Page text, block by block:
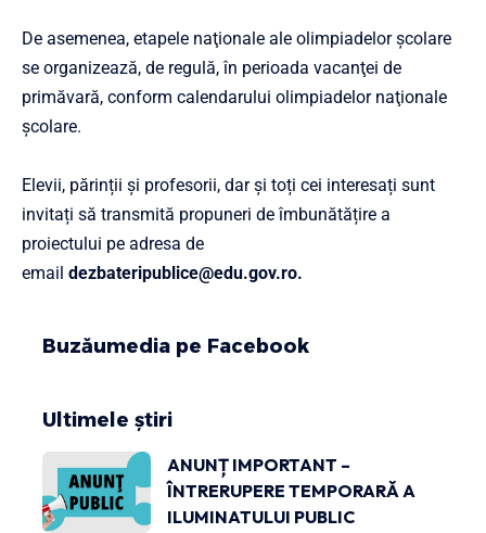
De asemenea, etapele naţionale ale olimpiadelor şcolare
se organizează, de regulă, în perioada vacanţei de
primăvară, conform calendarului olimpiadelor naţionale
şcolare.
Elevii, părinții și profesorii, dar și toți cei interesați sunt
invitați să transmită propuneri de îmbunătățire a
proiectului pe adresa de
email dezbateripublice@edu.gov.ro.
Buzăumedia pe Facebook
Ultimele știri
ANUNȚ IMPORTANT –
ÎNTRERUPERE TEMPORARĂ A
ILUMINATULUI PUBLIC